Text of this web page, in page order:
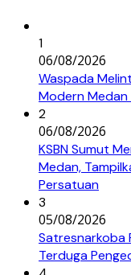
1
06/08/2026
Waspada
Modern Medan
2
06/08/2026
KSBN Sumut
Medan,
Persatuan
3
05/08/2026
Satresnarkoba
Terduga